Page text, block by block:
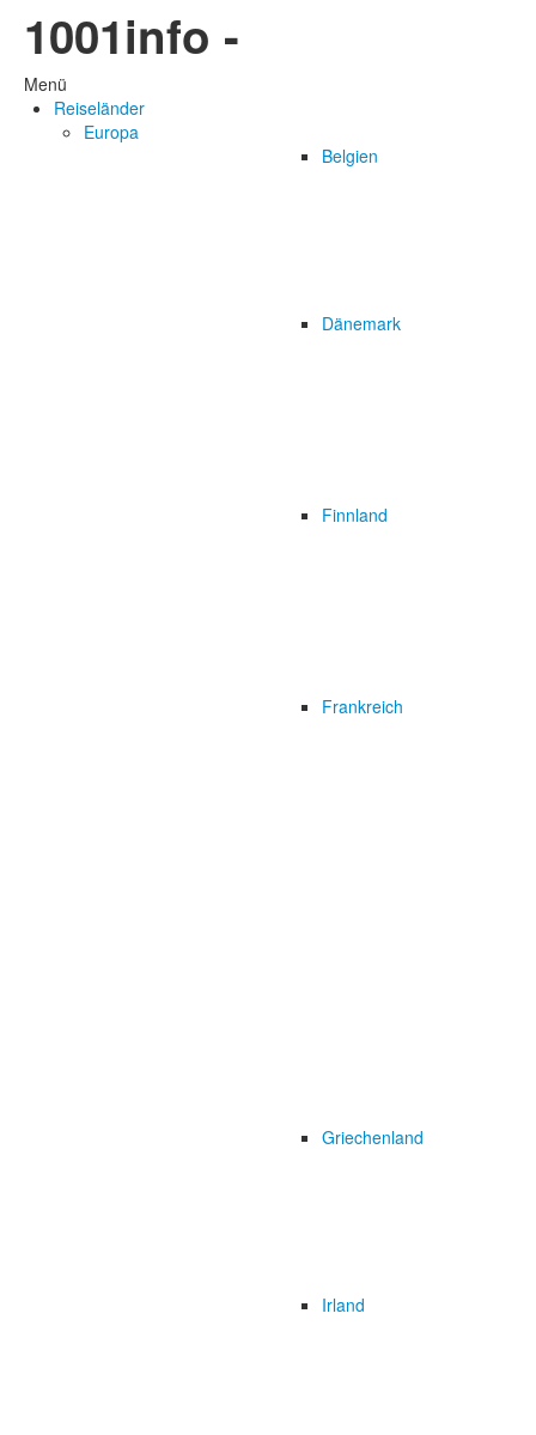
1001info -
Menü
Reiseländer
Europa
Belgien
Dänemark
Finnland
Frankreich
Griechenland
Irland